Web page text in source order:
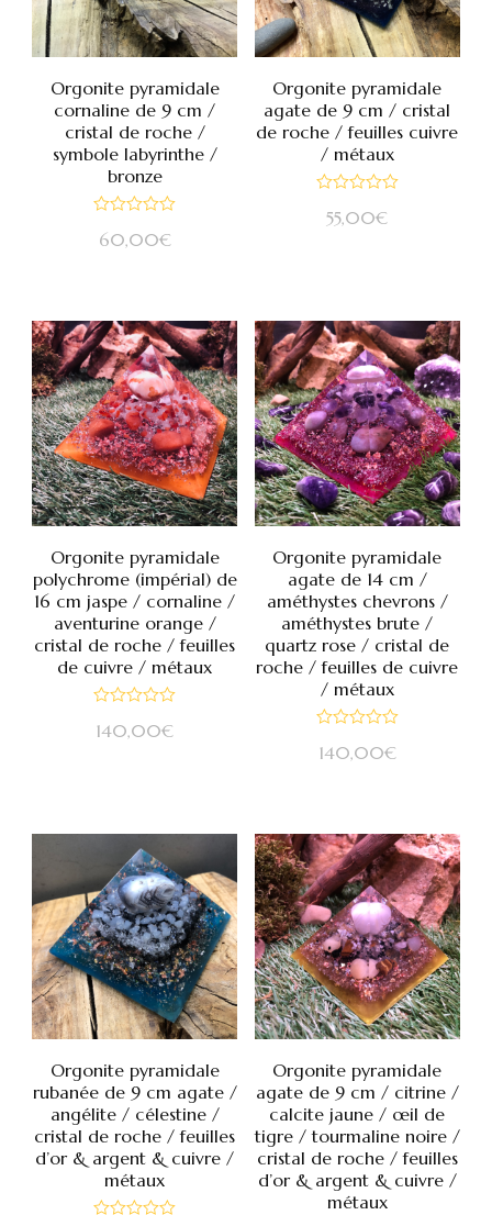
Orgonite pyramidale
cornaline de 9 cm /
cristal de roche /
symbole labyrinthe /
bronze
060,00€
Orgonite pyramidale
agate de 9 cm / cristal
de roche / feuilles cuivre
/ métaux
55,00€
Orgonite pyramidale
polychrome (impérial) de
16 cm jaspe / cornaline /
aventurine orange /
cristal de roche / feuilles
de cuivre / métaux
140,00€
Orgonite pyramidale
agate de 14 cm /
améthystes chevrons /
améthystes brute /
quartz rose / cristal de
roche / feuilles de cuivre
/ métaux
140,00€
Orgonite pyramidale
rubanée de 9 cm agate /
angélite / célestine /
cristal de roche / feuilles
d’or & argent & cuivre /
métaux
Orgonite pyramidale
agate de 9 cm / citrine /
calcite jaune / œil de
tigre / tourmaline noire /
cristal de roche / feuilles
d’or & argent & cuivre /
métaux